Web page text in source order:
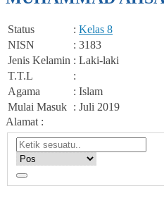
Status : Kelas 8
NISN
: 3183
Jenis Kelamin : Laki-laki
T.T.L
:
Agama
: Islam
Mulai Masuk : Juli 2019
Alamat :